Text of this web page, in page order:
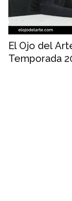
El Ojo del
Temporada